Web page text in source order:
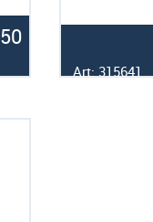
50
Art: 315641